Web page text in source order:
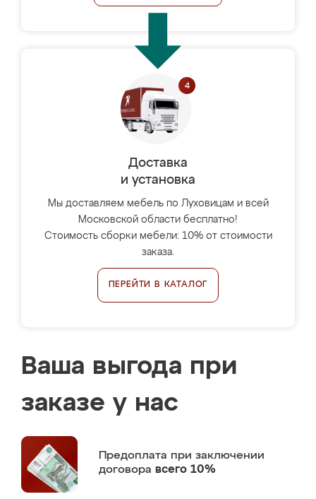
Доставка
и установка
Мы доставляем мебель по Луховицам и всей
Московской области бесплатно!
Стоимость сборки мебели: 10% от стоимости
заказа.
ПЕРЕЙТИ В КАТАЛОГ
Ваша выгода при
заказе у нас
Предоплата при заключении
договора всего 10%